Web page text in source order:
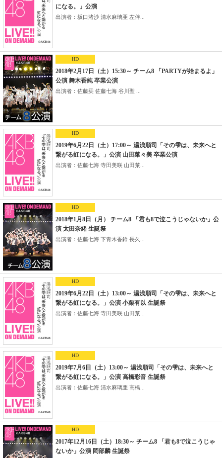
になる。」公演
出演者：坂口渚沙 清水麻璃亜 左伴...
HD
2018年2月17日（土）15:30～ チーム8 「PARTYが始まるよ」
公演 舞木香純 卒業公演
出演者：佐藤栞 佐藤七海 谷川聖 ...
HD
2019年6月22日（土）17:00～ 湯浅順司「その雫は、未来へと
繋がる虹になる。」公演 山田菜々美 卒業公演
出演者：佐藤七海 寺田美咲 山田菜...
HD
2018年1月8日（月） チーム8 「君も8で泣こうじゃないか」公
演 太田奈緒 生誕祭
出演者：佐藤七海 下青木香鈴 長久...
HD
2019年6月22日（土）13:00～ 湯浅順司「その雫は、未来へと
繋がる虹になる。」公演 小栗有以 生誕祭
出演者：佐藤七海 寺田美咲 山田菜...
HD
2019年7月6日（土）13:00～ 湯浅順司「その雫は、未来へと
繋がる虹になる。」公演 高橋彩音 生誕祭
出演者：佐藤七海 清水麻璃亜 高橋...
HD
2017年12月16日（土）18:30～ チーム8 「君も8で泣こうじゃ
ないか」公演 岡部麟 生誕祭